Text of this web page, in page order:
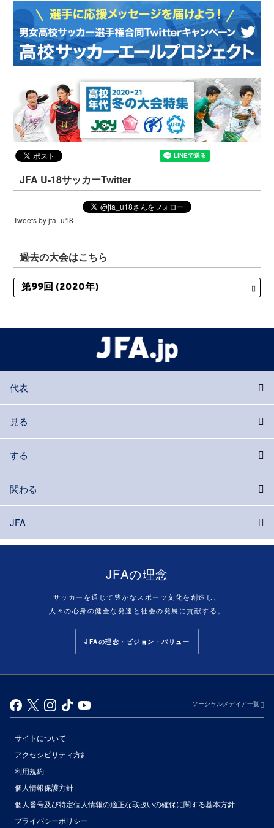
JFA U-18サッカーTwitter
Tweets by jfa_u18
過去の大会はこちら
代表
見る
する
関わる
JFA
JFAの理念
サッカーを通じて豊かなスポーツ文化を創造し、
人々の心身の健全な発達と社会の発展に貢献する。
JFAの理念・ビジョン・バリュー
ソーシャルメディア一覧
サイトについて
アクセシビリティ方針
利用規約
個人情報保護方針
個人番号及び特定個人情報の適正な取扱いの確保に関する基本方針
プライバシーポリシー